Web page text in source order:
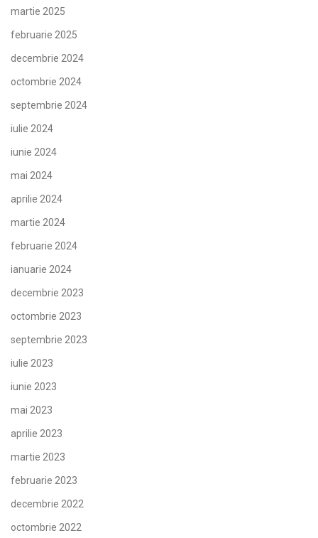
martie 2025
februarie 2025
decembrie 2024
octombrie 2024
septembrie 2024
iulie 2024
iunie 2024
mai 2024
aprilie 2024
martie 2024
februarie 2024
ianuarie 2024
decembrie 2023
octombrie 2023
septembrie 2023
iulie 2023
iunie 2023
mai 2023
aprilie 2023
martie 2023
februarie 2023
decembrie 2022
octombrie 2022